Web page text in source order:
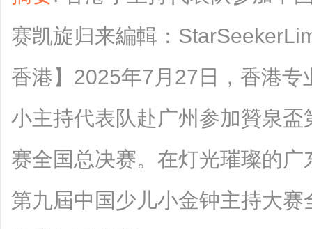
赛凯旋归来編輯：
香港】2025年7月27日，香港
小主持代表队赴广州参加贊泉
赛全国总决赛。在灯光璀璨的
第九屆中国少儿小金钟主持大